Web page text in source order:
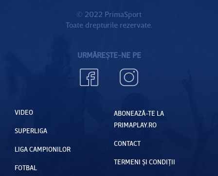
© 2022 PrimaSport
Toate drepturile rezervate.
URMĂREȘTE-NE PE
VIDEO
SUPERLIGA
LIGA CAMPIONILOR
FOTBAL
ABONEAZĂ-TE LA
PRIMAPLAY.RO
CONTACT
TERMENI ȘI CONDIȚII